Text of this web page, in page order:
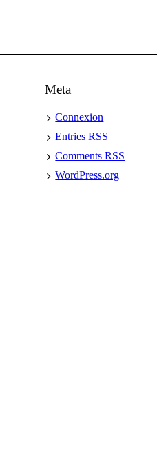
Meta
Connexion
EntriesRSS
CommentsRSS
WordPress.org